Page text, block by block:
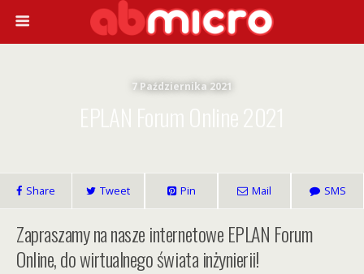
7 Października 2021
Share Tweet Pin Mail SMS
Zapraszamy na nasze internetowe EPLAN Forum
Online, do wirtualnego świata inżynierii!